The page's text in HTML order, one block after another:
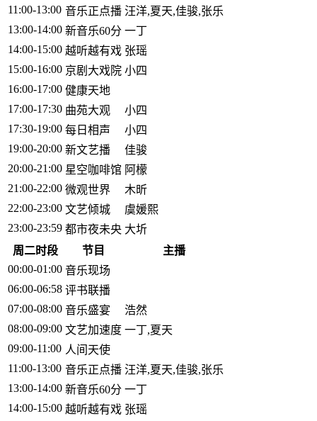
11:00-13:00 音乐正点播 汪洋,夏天,佳骏,张乐
13:00-14:00 新音乐60分 一丁
14:00-15:00 越听越有戏 张瑶
15:00-16:00 京剧大戏院 小四
16:00-17:00 健康天地
17:00-17:30 曲苑大观
小四
17:30-19:00 每日相声
小四
19:00-20:00 新文艺播
佳骏
20:00-21:00 星空咖啡馆 阿檬
21:00-22:00 微观世界
木昕
22:00-23:00 文艺倾城
虞媛熙
23:00-23:59 都市夜未央 大圻
周二时段
节目
主播
00:00-01:00 音乐现场
06:00-06:58 评书联播
07:00-08:00 音乐盛宴
浩然
08:00-09:00 文艺加速度 一丁,夏天
09:00-11:00 人间天使
11:00-13:00 音乐正点播 汪洋,夏天,佳骏,张乐
13:00-14:00 新音乐60分 一丁
14:00-15:00 越听越有戏 张瑶